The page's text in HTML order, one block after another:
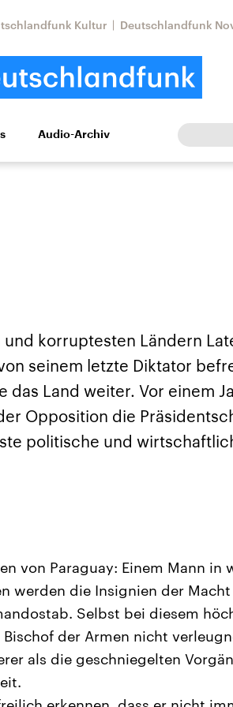
Kultur Deutschlandfunk
Kultur Europa
Lage und
Iran – seit der
auch Islamische
einem
Staat im Nahen
In unseren
„Moment mal“
Behauptungen auf
kommt eine
stimmt? Was kann
Audio-Archiv
korruptesten Ländern
seinem letzte Diktator
Land weiter. Vor einem
Opposition die
politische und
von Paraguay: Einem Mann in
werden die Insignien der
Selbst bei diesem
der Armen nicht
als die geschniegelten